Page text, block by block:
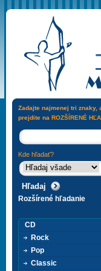
Zadajte najmenej tri znaky,
prejdite na ROZŠÍRENÉ
Kde hľadať?
Rozšírené hľadanie
CD
Rock
Pop
Classic